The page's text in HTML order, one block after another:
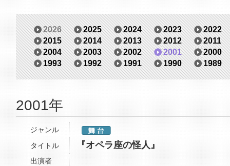
2026 2025 2024 2023
2022
2015
2014 2013 2012
2011
2004
2003 2002 2001
2000
1993
1992 1991 1990 1989
2001年
ジャンル
タイトル
『オペラ座の怪人』
出演者